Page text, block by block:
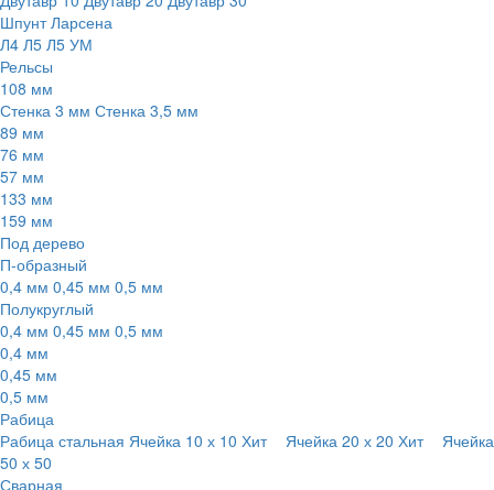
Шпунт Ларсена
Л4 Л5 Л5 УМ
Рельсы
108 мм
Стенка 3 мм Стенка 3,5 мм
89 мм
76 мм
57 мм
133 мм
159 мм
Под дерево
П-образный
0,4 мм 0,45 мм 0,5 мм
Полукруглый
0,4 мм 0,45 мм 0,5 мм
0,4 мм
0,45 мм
0,5 мм
Рабица
Рабица стальная Ячейка 10 х 10 Хит Ячейка 20 х 20 Хит
Ячейка
50 х 50
Сварная